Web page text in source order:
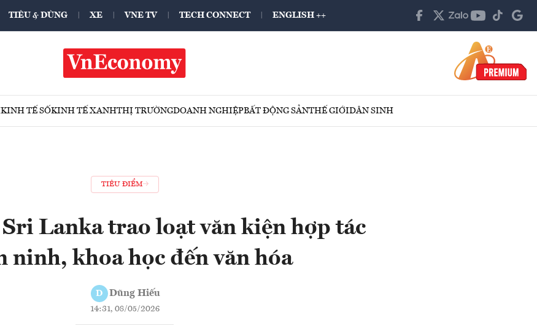
TIÊU & DÙNG XE VNE TV TECH CONNECT ENGLISH ++
KINH TẾ SỐKINH TẾ XANHTHỊ TRƯỜNGDOANH NGHIỆPBẤT ĐỘNG SẢNTHẾ GIỚIDÂN SINH
TIÊU ĐIỂM
Lanka trao loạt văn kiện hợp tác
ninh, khoa học đến văn hóa
D Dũng Hiếu
14:31, 08/05/2026